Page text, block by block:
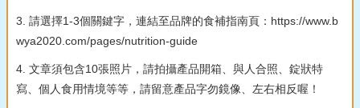
3. 請選擇1-3個關鍵字，連結至品牌的食補指南頁：https://www.b
wya2020.com/pages/nutrition-guide
4. 文章須包含10張照片，請拍攝產品開箱、與人合照、錠狀特
寫、個人食用情境等等，請留意產品字勿鏡像、左右相反喔！